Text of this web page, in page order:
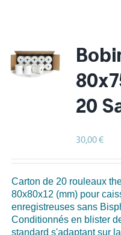
20
30,00€
Carton de 20 rouleaux
80x80x12 (mm) pour
enregistreuses sans
Conditionnés en blister
standard s'adaptant sur